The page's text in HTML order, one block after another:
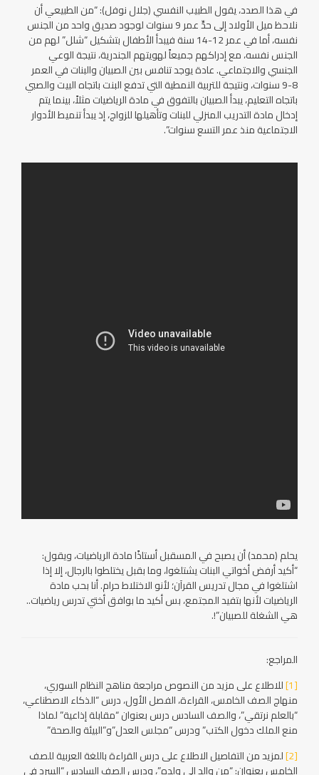
في هذا الصدد، يقول الطبيب النفسي (جلال نوفل): “من الطبيعي أن
نلاحظ ميل الأولاد إلى حدِّ عمر 9 سنوات لوجود صديق واحد من الجنس
نفسه، أما في عمر 12-14 سنة فيبدأ الأطفال بتشكيل “شلل” لهم من
الجنس نفسه، مع إدراكهم جميعاً لهويتهم الجندرية، نتيجة الوعي
الجنسي والاجتماعي. عادة يوجد تنافس بين الصبيان والبنات في العمر
8-9 سنوات، ونتيجة للتربية النمطية التي تدفع البنت باتجاه البيت والصبي
باتجاه التعليم، يبدأ الصبيان بالتفوق في مادة الرياضيات مثلاً، بينما يتم
إدخال مادة التدريب المنزلي للبنات وتأهيلها للزواج، إذ يبدأ تنميط الأدوار
الاجتماعية منذ عمر التسع سنوات”.
يحلم (محمد) أن يصبح في المسقبل أستاذًا مادة الرياضيات، ويقول:
“أكيد أرفض أخواتي البنات يشتلغوا، وما بقبل يختلطوا بالرجال، إلا إذا
اشتلغوا في مجال تدريس القرآن؛ لأنو الاختلاط حرام. أنا بحب مادة
الرياضيات لأنها بتفيد المجتمع، بس أكيد ما بوافق أختي تدرس رياضيات..
هي الشغلة للصبيان”!.
المراجع:
[1]
للاطلاع على مزيد من النصوص مراجعة مناهج النظام السوري،
منهاج الصف الخامس، القراءة، الفصل الأول، درس “الذكاء الاصطناعي،
“بالعلم نرتقي”، والصف السادس درس بعنوان “مقابلة إذاعية” لماذا
منع الملك دخول الكتب” ودرس “مجلس العدل”و”البيئة والصحة”
[2]
لمزيد من التفاصيل الاطلاع على درس القراءة باللغة العربية للصف
الخامس بعنوان: “من والد إلى ولده”، ودرس الصف السادس “السرد في